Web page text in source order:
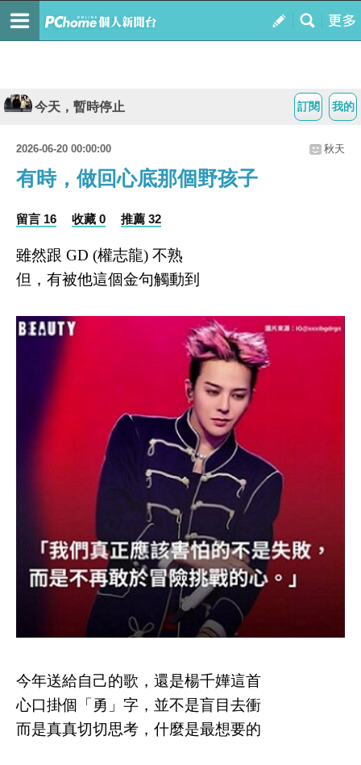
我的
訂閱
今天，暫時停止
2026-06-20 00:00:00 秋天
有時，做回心底那個野孩子
留言 16 收藏 0 推薦 32
雖然跟 GD (權志龍) 不熟
但，有被他這個金句觸動到
今年送給自己的歌，還是楊千嬅這首
心口掛個「勇」字，並不是盲目去衝
而是真真切切思考，什麼是最想要的